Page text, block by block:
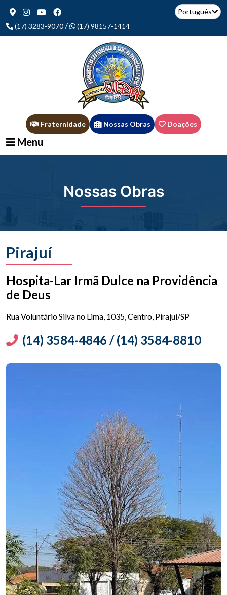
Português
(17) 3283-9070 / (17) 98157-1414
Fraternidade Nossas Obras Doações
Menu
Nossas Obras
Pirajuí
Hospita-Lar Irmã Dulce na Providência
de Deus
Rua Voluntário Silva no Lima, 1035, Centro, Pirajuí/SP
(14) 3584-4846 / (14) 3584-8810